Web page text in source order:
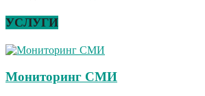
УСЛУГИ
Мониторинг СМИ